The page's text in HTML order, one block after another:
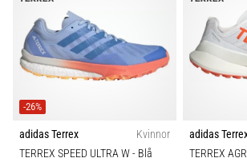
-26%
adidas Terrex
Kvinnor
TERREX SPEED ULTRA W- Blå
adidas
TERREX